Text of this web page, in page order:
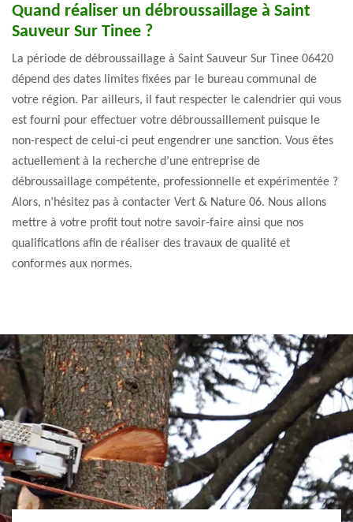
Quand réaliser un débroussaillage à Saint
Sauveur Sur Tinee ?
La période de débroussaillage à Saint Sauveur Sur Tinee 06420
dépend des dates limites fixées par le bureau communal de
votre région. Par ailleurs, il faut respecter le calendrier qui vous
est fourni pour effectuer votre débroussaillement puisque le
non-respect de celui-ci peut engendrer une sanction. Vous êtes
actuellement à la recherche d’une entreprise de
débroussaillage compétente, professionnelle et expérimentée ?
Alors, n’hésitez pas à contacter Vert & Nature 06. Nous allons
mettre à votre profit tout notre savoir-faire ainsi que nos
qualifications afin de réaliser des travaux de qualité et
conformes aux normes.